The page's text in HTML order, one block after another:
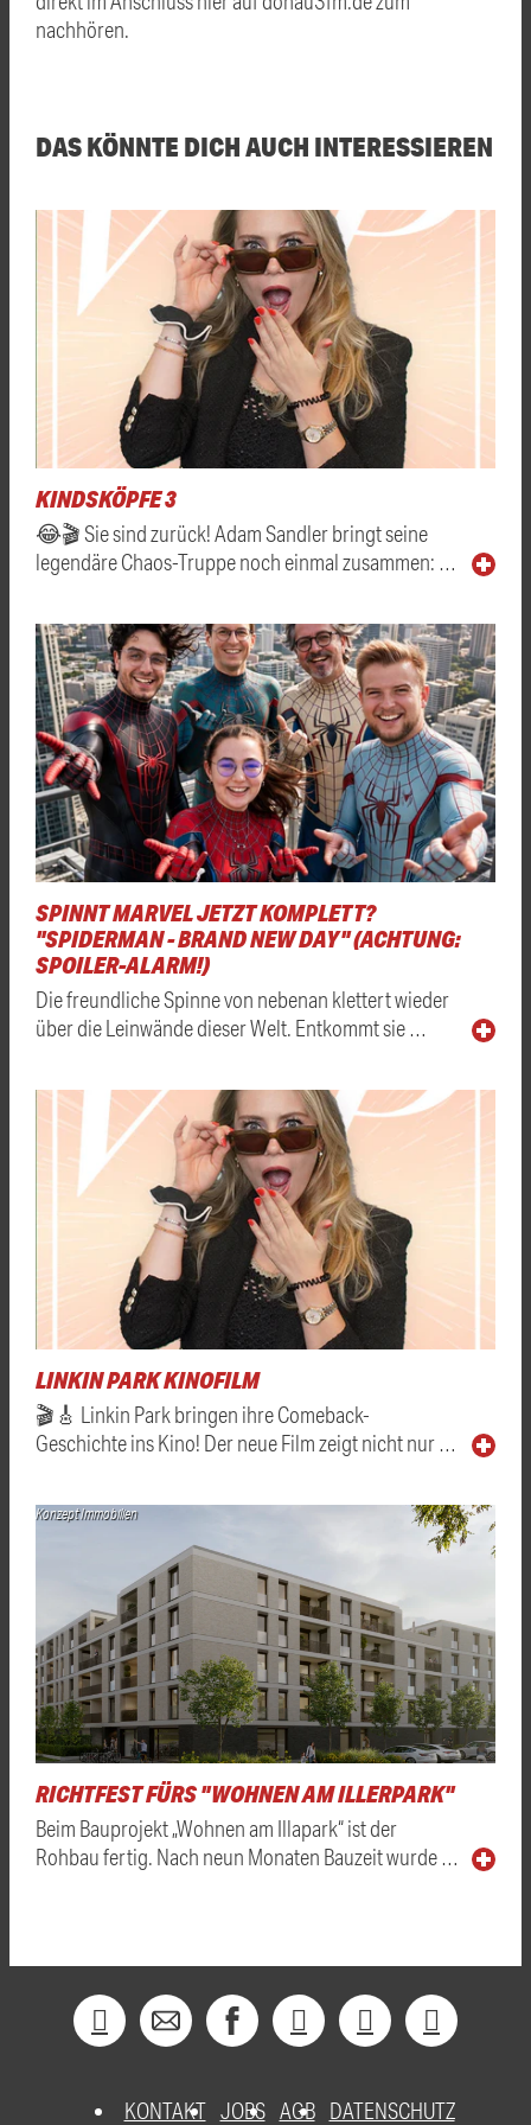
nachhören.
DAS KÖNNTE DICH AUCH INTERESSIEREN
KINDSKÖPFE 3
😂🎬 Sie sind zurück! Adam Sandler bringt seine
legendäre Chaos-Truppe noch einmal zusammen: …
SPINNT MARVEL JETZT KOMPLETT?
"SPIDERMAN - BRAND NEW DAY" (ACHTUNG:
SPOILER-ALARM!)
Die freundliche Spinne von nebenan klettert wieder
über die Leinwände dieser Welt. Entkommt sie …
LINKIN PARK KINOFILM
🎬🎸 Linkin Park bringen ihre Comeback-
Geschichte ins Kino! Der neue Film zeigt nicht nur …
Konzept Immobilien
RICHTFEST FÜRS "WOHNEN AM ILLERPARK"
Beim Bauprojekt „Wohnen am Illapark“ ist der
Rohbau fertig. Nach neun Monaten Bauzeit wurde …
KONTAKT JOBS AGB DATENSCHUTZ